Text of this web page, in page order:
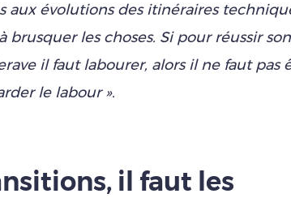
aux évolutions des itinéraires
brusquer les choses. Si pour réussir son
il faut labourer, alors il ne faut pas
le labour ».
il faut les